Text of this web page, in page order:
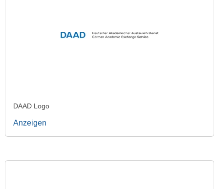
DAAD Logo
Anzeigen